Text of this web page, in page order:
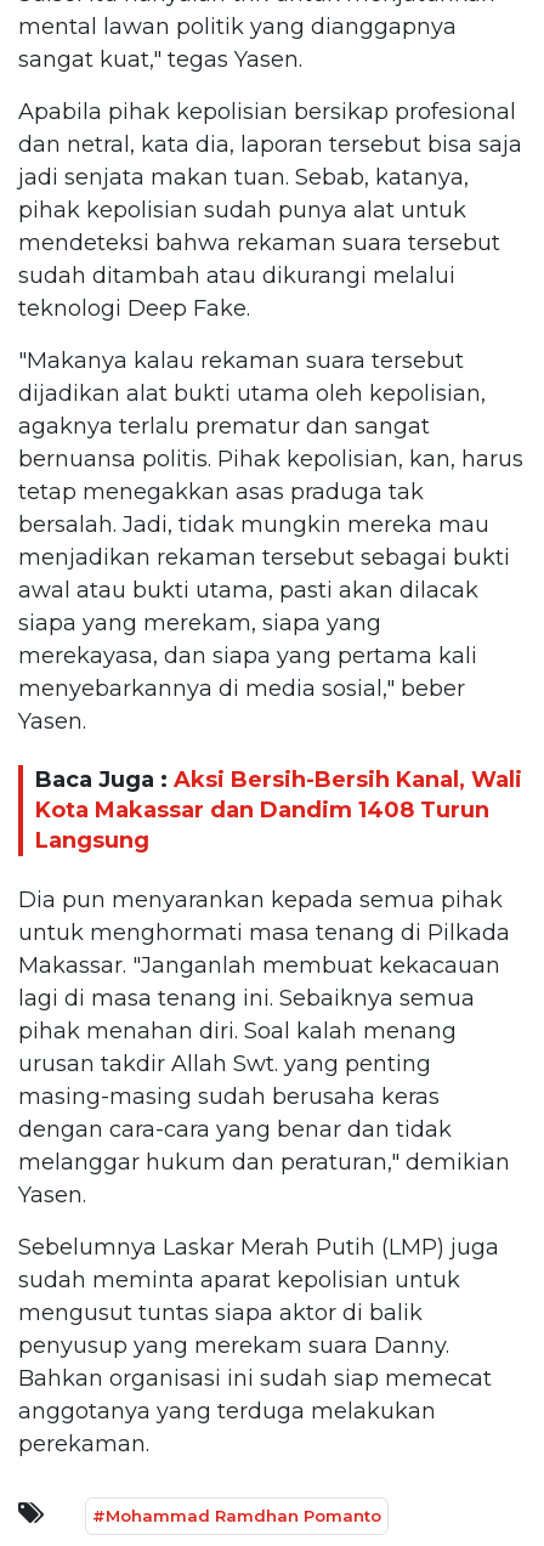
mental lawan politik yang dianggapnya
sangat kuat," tegas Yasen.
Apabila pihak kepolisian bersikap profesional
dan netral, kata dia, laporan tersebut bisa saja
jadi senjata makan tuan. Sebab, katanya,
pihak kepolisian sudah punya alat untuk
mendeteksi bahwa rekaman suara tersebut
sudah ditambah atau dikurangi melalui
teknologi Deep Fake.
"Makanya kalau rekaman suara tersebut
dijadikan alat bukti utama oleh kepolisian,
agaknya terlalu prematur dan sangat
bernuansa politis. Pihak kepolisian, kan, harus
tetap menegakkan asas praduga tak
bersalah. Jadi, tidak mungkin mereka mau
menjadikan rekaman tersebut sebagai bukti
awal atau bukti utama, pasti akan dilacak
siapa yang merekam, siapa yang
merekayasa, dan siapa yang pertama kali
menyebarkannya di media sosial," beber
Yasen.
Baca Juga : Aksi Bersih-Bersih Kanal, Wali
Kota Makassar dan Dandim 1408 Turun
Langsung
Dia pun menyarankan kepada semua pihak
untuk menghormati masa tenang di Pilkada
Makassar. "Janganlah membuat kekacauan
lagi di masa tenang ini. Sebaiknya semua
pihak menahan diri. Soal kalah menang
urusan takdir Allah Swt. yang penting
masing-masing sudah berusaha keras
dengan cara-cara yang benar dan tidak
melanggar hukum dan peraturan," demikian
Yasen.
Sebelumnya Laskar Merah Putih (LMP) juga
sudah meminta aparat kepolisian untuk
mengusut tuntas siapa aktor di balik
penyusup yang merekam suara Danny.
Bahkan organisasi ini sudah siap memecat
anggotanya yang terduga melakukan
perekaman.
#Mohammad Ramdhan Pomanto